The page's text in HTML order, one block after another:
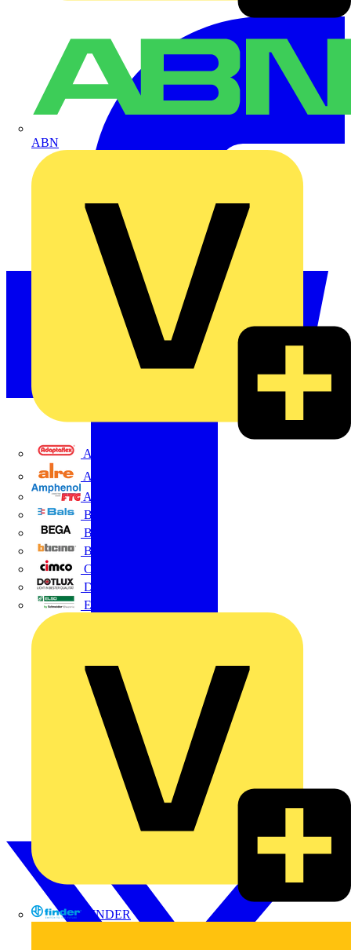
ABN
Adaptaflex
Alre
Amphenol FTG
BALS
Bega
Bticino
Cimco
DOTLUX GmbH
Elso
FINDER